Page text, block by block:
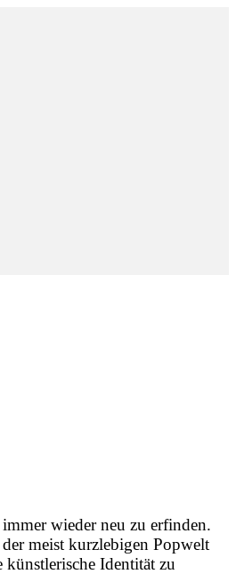
wieder neu zu erfinden.
meist kurzlebigen Popwelt
Identität zu